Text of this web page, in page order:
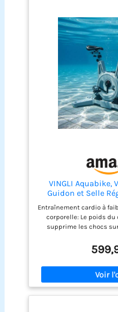
VINGLI Aquabike,
Guidon et Selle
Transport,
Aquatique,
en Acier Inoxydable,
kg,
Entraînement cardio à
corporelle: Le poids du
supprime les chocs
les seniors, les
souffrant de douleurs
hydrique naturelle
l'endurance cardio,
le corps sans la
étouffante et de